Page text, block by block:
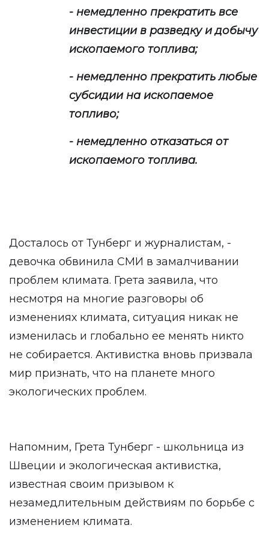
- немедленно прекратить все
инвестиции в разведку и добычу
ископаемого топлива;
- немедленно прекратить любые
субсидии на ископаемое
топливо;
- немедленно отказаться от
ископаемого топлива.
Досталось от Тунберг и журналистам, -
девочка обвинила СМИ в замалчивании
проблем климата. Грета заявила, что
несмотря на многие разговоры об
изменениях климата, ситуация никак не
изменилась и глобально ее менять никто
не собирается. Активистка вновь призвала
мир признать, что на планете много
экологических проблем.
Напомним, Грета Тунберг - школьница из
Швеции и экологическая активистка,
известная своим призывом к
незамедлительным действиям по борьбе с
изменением климата.